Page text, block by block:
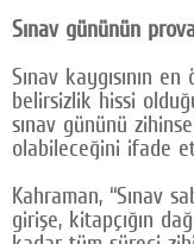
Sınav gününün
Sınav kaygısının
belirsizlik hissi
sınav gününü
olabileceğini ifade
Kahraman, “Sınav
girişe, kitapçığın